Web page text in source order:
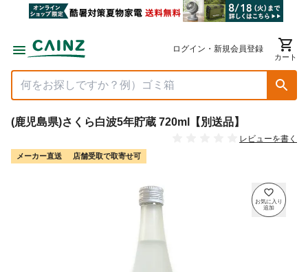
ログイン・新規会員登録
カート
(鹿児島県)さくら白波5年貯蔵 720ml【別送品】
レビューを書く
メーカー直送 店舗受取で取寄せ可